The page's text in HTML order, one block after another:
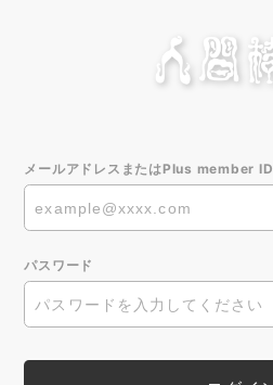
メールアドレスまたはPlus member ID
パスワード